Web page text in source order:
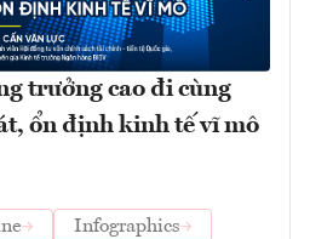
trưởng cao đi cùng
ổn định kinh tế vĩ mô
Infographics